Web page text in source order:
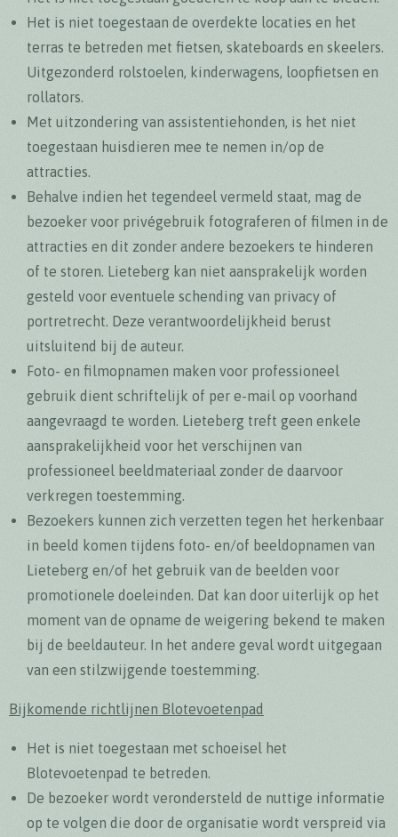
Het is niet toegestaan de overdekte locaties en het
terras te betreden met fietsen, skateboards en skeelers.
Uitgezonderd rolstoelen, kinderwagens, loopfietsen en
rollators.
Met uitzondering van assistentiehonden, is het niet
toegestaan huisdieren mee te nemen in/op de
attracties.
Behalve indien het tegendeel vermeld staat, mag de
bezoeker voor privégebruik fotograferen of filmen in de
attracties en dit zonder andere bezoekers te hinderen
of te storen. Lieteberg kan niet aansprakelijk worden
gesteld voor eventuele schending van privacy of
portretrecht. Deze verantwoordelijkheid berust
uitsluitend bij de auteur.
Foto- en filmopnamen maken voor professioneel
gebruik dient schriftelijk of per e-mail op voorhand
aangevraagd te worden. Lieteberg treft geen enkele
aansprakelijkheid voor het verschijnen van
professioneel beeldmateriaal zonder de daarvoor
verkregen toestemming.
Bezoekers kunnen zich verzetten tegen het herkenbaar
in beeld komen tijdens foto- en/of beeldopnamen van
Lieteberg en/of het gebruik van de beelden voor
promotionele doeleinden. Dat kan door uiterlijk op het
moment van de opname de weigering bekend te maken
bij de beeldauteur. In het andere geval wordt uitgegaan
van een stilzwijgende toestemming.
Bijkomende richtlijnen Blotevoetenpad
Het is niet toegestaan met schoeisel het
Blotevoetenpad te betreden.
De bezoeker wordt verondersteld de nuttige informatie
op te volgen die door de organisatie wordt verspreid via